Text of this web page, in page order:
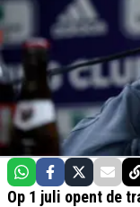
Op 1 juli opent de